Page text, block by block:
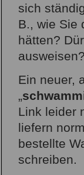
sich
B., wie Sie
hätten?
Ein neuer,
„
Link leider
liefern
bestellte
schreiben.